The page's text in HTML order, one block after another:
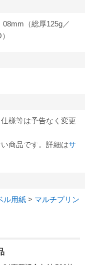
（総厚125g／
様等は予告なく変更
商品です。詳細はサ
ル用紙 > マルチプリン